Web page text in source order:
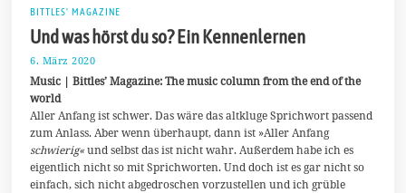
BITTLES' MAGAZINE
Und was hörst du so? Ein Kennenlernen
6. März 2020
.
a
i
0
2
0
Music | Bittles’ Magazine: The music column from the end of the
world
Aller Anfang ist schwer. Das wäre das altkluge Sprichwort passend
zum Anlass. Aber wenn überhaupt, dann ist »Aller Anfang
schwierig«und selbst das ist nicht wahr. Außerdem habe ich es
eigentlich nicht so mit Sprichworten. Und doch ist es gar nicht so
einfach, sich nicht abgedroschen vorzustellen und ich grüble